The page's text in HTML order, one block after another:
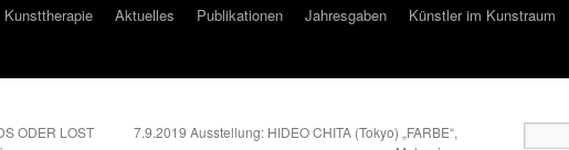
Kunsttherapie Aktuelles Publikationen Jahresgaben Künstler im Kunstraum
ODER LOST
7.9.2019 Ausstellung: HIDEO CHITA (Tokyo) „FARBE“,